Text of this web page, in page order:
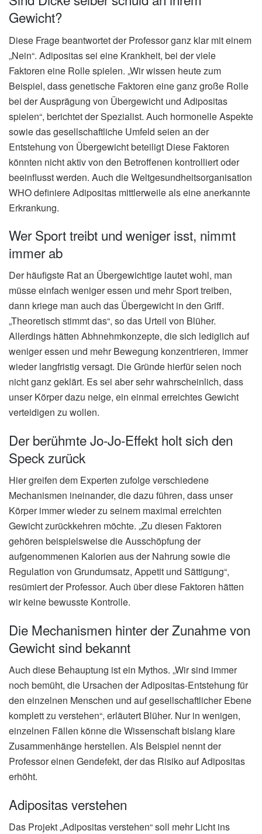
Gewicht?
Diese Frage beantwortet der Professor ganz klar mit einem
„Nein“. Adipositas sei eine Krankheit, bei der viele
Faktoren eine Rolle spielen. „Wir wissen heute zum
Beispiel, dass genetische Faktoren eine ganz große Rolle
bei der Ausprägung von Übergewicht und Adipositas
spielen“, berichtet der Spezialist. Auch hormonelle Aspekte
sowie das gesellschaftliche Umfeld seien an der
Entstehung von Übergewicht beteiligt Diese Faktoren
könnten nicht aktiv von den Betroffenen kontrolliert oder
beeinflusst werden. Auch die Weltgesundheitsorganisation
WHO definiere Adipositas mittlerweile als eine anerkannte
Erkrankung.
Wer Sport treibt und weniger isst, nimmt
immer ab
Der häufigste Rat an Übergewichtige lautet wohl, man
müsse einfach weniger essen und mehr Sport treiben,
dann kriege man auch das Übergewicht in den Griff.
„Theoretisch stimmt das“, so das Urteil von Blüher.
Allerdings hätten Abhnehmkonzepte, die sich lediglich auf
weniger essen und mehr Bewegung konzentrieren, immer
wieder langfristig versagt. Die Gründe hierfür seien noch
nicht ganz geklärt. Es sei aber sehr wahrscheinlich, dass
unser Körper dazu neige, ein einmal erreichtes Gewicht
verteidigen zu wollen.
Der berühmte Jo-Jo-Effekt holt sich den
Speck zurück
Hier greifen dem Experten zufolge verschiedene
Mechanismen ineinander, die dazu führen, dass unser
Körper immer wieder zu seinem maximal erreichten
Gewicht zurückkehren möchte. „Zu diesen Faktoren
gehören beispielsweise die Ausschöpfung der
aufgenommenen Kalorien aus der Nahrung sowie die
Regulation von Grundumsatz, Appetit und Sättigung“,
resümiert der Professor. Auch über diese Faktoren hätten
wir keine bewusste Kontrolle.
Die Mechanismen hinter der Zunahme von
Gewicht sind bekannt
Auch diese Behauptung ist ein Mythos. „Wir sind immer
noch bemüht, die Ursachen der Adipositas-Entstehung für
den einzelnen Menschen und auf gesellschaftlicher Ebene
komplett zu verstehen“, erläutert Blüher. Nur in wenigen,
einzelnen Fällen könne die Wissenschaft bislang klare
Zusammenhänge herstellen. Als Beispiel nennt der
Professor einen Gendefekt, der das Risiko auf Adipositas
erhöht.
Adipositas verstehen
Das Projekt „Adipositas verstehen“ soll mehr Licht ins